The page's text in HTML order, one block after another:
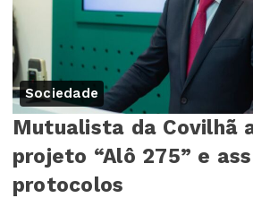
Sociedade
Mutualista da Covilhã
projeto “Alô 275” e
protocolos